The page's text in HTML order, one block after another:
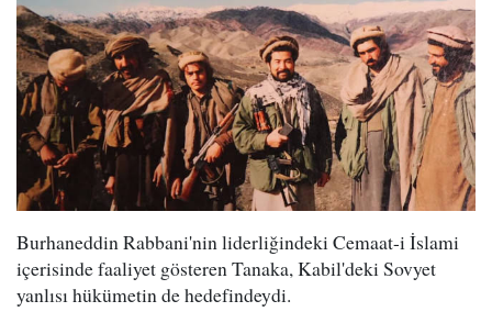
Burhaneddin Rabbani'nin liderliğindeki Cemaat-i İslami
içerisinde faaliyet gösteren Tanaka, Kabil'deki Sovyet
yanlısı hükümetin de hedefindeydi.